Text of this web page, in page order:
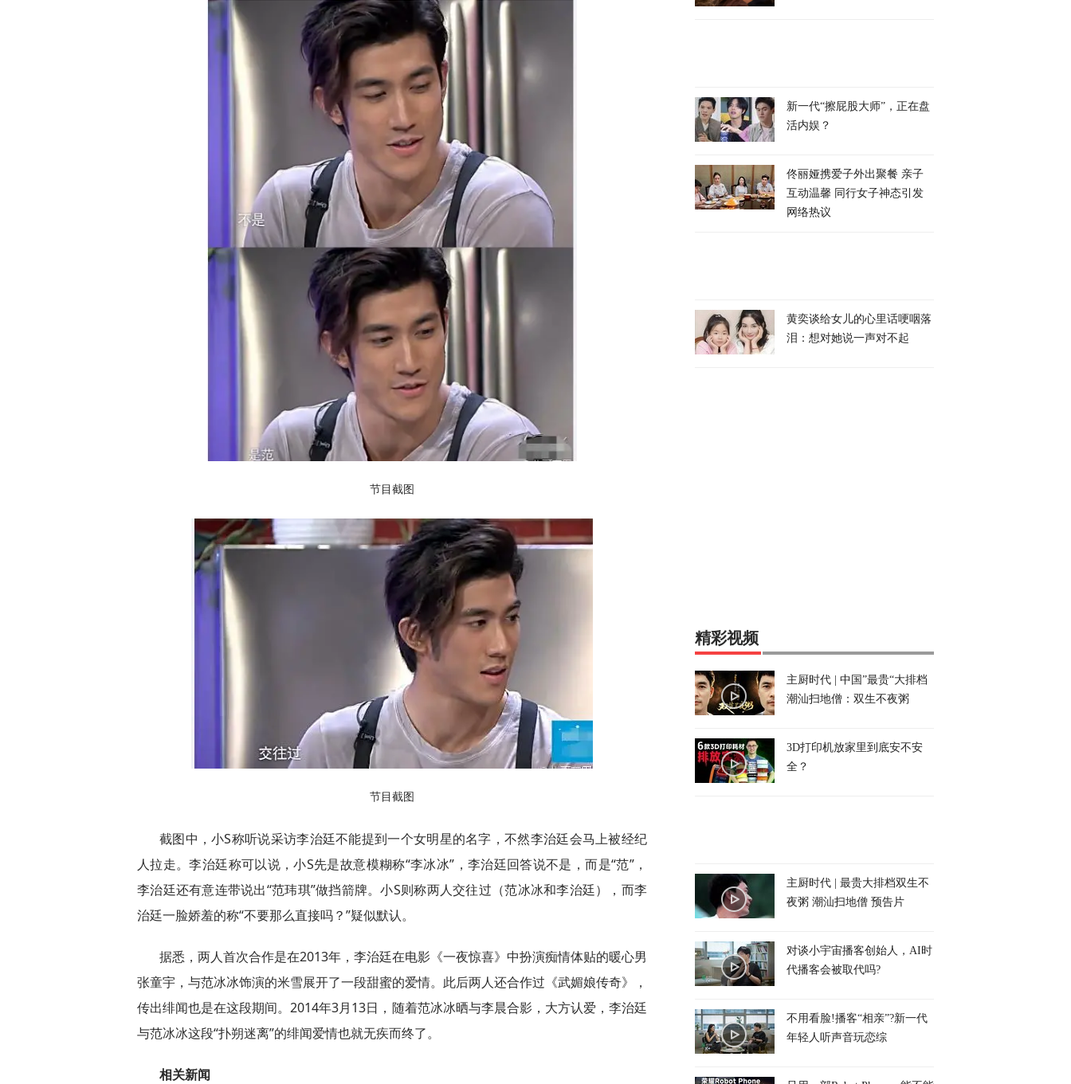
节目截图
节目截图
截图中，小S称听说采访李治廷不能提到一个女明星的名字，不然李治廷会马上被经纪
人拉走。李治廷称可以说，小S先是故意模糊称“李冰冰”，李治廷回答说不是，而是“范”，
李治廷还有意连带说出“范玮琪”做挡箭牌。小S则称两人交往过（范冰冰和李治廷），而李
治廷一脸娇羞的称“不要那么直接吗？”疑似默认。
据悉，两人首次合作是在2013年，李治廷在电影《一夜惊喜》中扮演痴情体贴的暖心男
张童宇，与范冰冰饰演的米雪展开了一段甜蜜的爱情。此后两人还合作过《武媚娘传奇》，
传出绯闻也是在这段期间。2014年3月13日，随着范冰冰晒与李晨合影，大方认爱，李治廷
与范冰冰这段“扑朔迷离”的绯闻爱情也就无疾而终了。
相关新闻
新一代“擦屁股大师”，正在盘
活内娱？
佟丽娅携爱子外出聚餐 亲子
互动温馨 同行女子神态引发
网络热议
黄奕谈给女儿的心里话哽咽落
泪：想对她说一声对不起
精彩视频
主厨时代 | 中国”最贵“大排档
潮汕扫地僧：双生不夜粥
3D打印机放家里到底安不安
全？
主厨时代 | 最贵大排档双生不
夜粥 潮汕扫地僧 预告片
对谈小宇宙播客创始人，AI时
代播客会被取代吗?
不用看脸!播客“相亲”?新一代
年轻人听声音玩恋综